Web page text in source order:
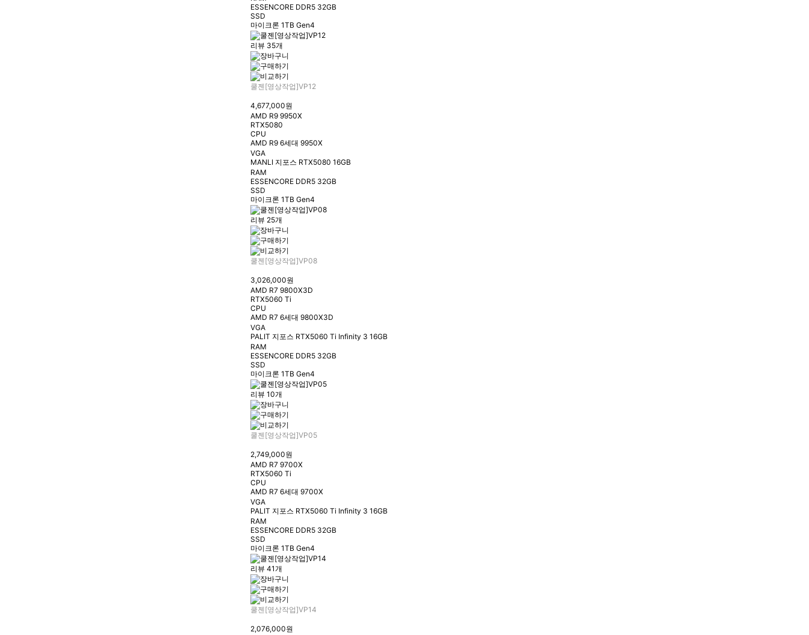
ESSENCORE DDR5 32GB
SSD
마이크론 1TB Gen4
리뷰 35개
쿨젠[영상작업]VP12
4,677,000원
AMD R9 9950X
RTX5080
CPU
AMD R9 6세대 9950X
VGA
MANLI 지포스 RTX5080 16GB
RAM
ESSENCORE DDR5 32GB
SSD
마이크론 1TB Gen4
리뷰 25개
쿨젠[영상작업]VP08
3,026,000원
AMD R7 9800X3D
RTX5060 Ti
CPU
AMD R7 6세대 9800X3D
VGA
PALIT 지포스 RTX5060 Ti Infinity 3 16GB
RAM
ESSENCORE DDR5 32GB
SSD
마이크론 1TB Gen4
리뷰 10개
쿨젠[영상작업]VP05
2,749,000원
AMD R7 9700X
RTX5060 Ti
CPU
AMD R7 6세대 9700X
VGA
PALIT 지포스 RTX5060 Ti Infinity 3 16GB
RAM
ESSENCORE DDR5 32GB
SSD
마이크론 1TB Gen4
리뷰 41개
쿨젠[영상작업]VP14
2,076,000원